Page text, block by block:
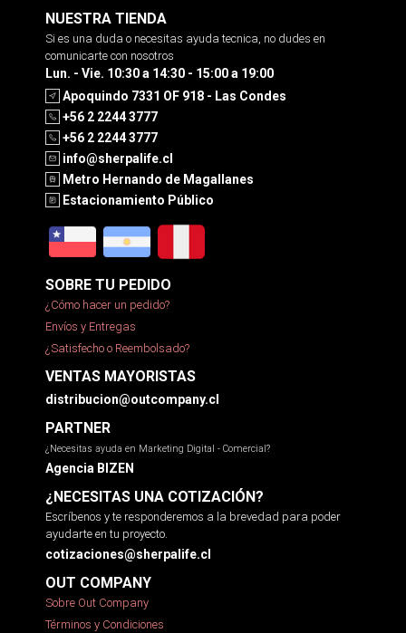
NUESTRA TIENDA
Si es una duda o necesitas ayuda tecnica, no dudes en
comunicarte con nosotros
Lun. - Vie. 10:30 a 14:30 - 15:00 a 19:00
Apoquindo 7331 OF 918 - Las Condes
+56 2 2244 3777
+56 2 2244 3777
info@sherpalife.cl
Metro Hernando de Magallanes
Estacionamiento Público
SOBRE TU PEDIDO
¿Cómo hacer un pedido?
Envíos y Entregas
¿Satisfecho o Reembolsado?
VENTAS MAYORISTAS
distribucion@outcompany.cl
PARTNER
¿Necesitas ayuda en Marketing Digital - Comercial?
Agencia BIZEN
¿NECESITAS UNA COTIZACIÓN?
Escríbenos y te responderemos a la brevedad para poder
ayudarte en tu proyecto.
cotizaciones@sherpalife.cl
OUT COMPANY
Sobre Out Company
Términos y Condiciones